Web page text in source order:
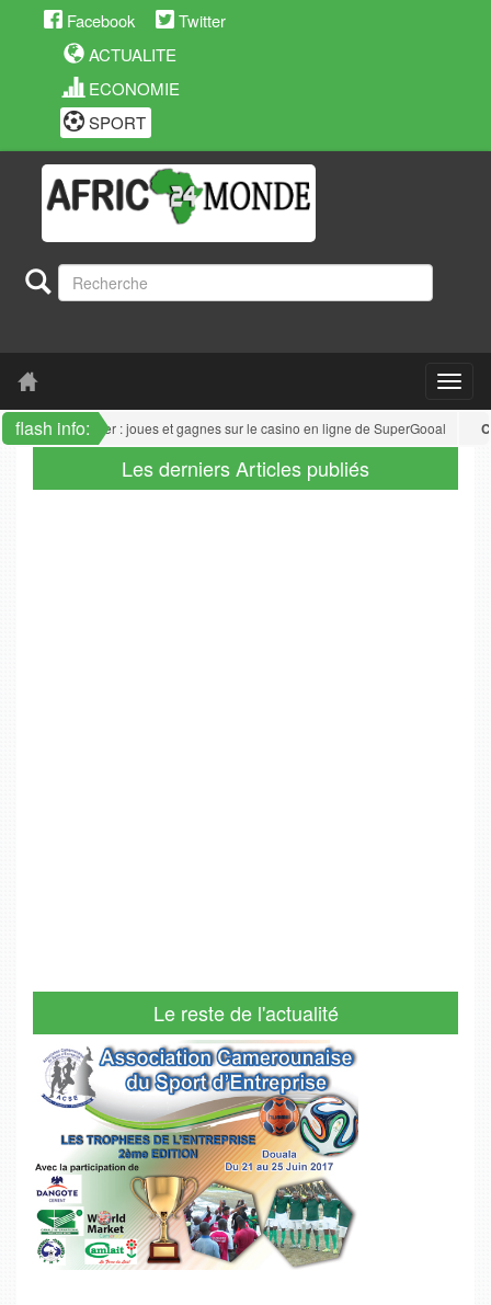
Facebook
Twitter
ACTUALITE
ECONOMIE
SPORT
flash info:
: Joker Poker : joues et gagnes sur le casino en ligne de SuperGooal
Les derniers Articles publiés
Le reste de l'actualité